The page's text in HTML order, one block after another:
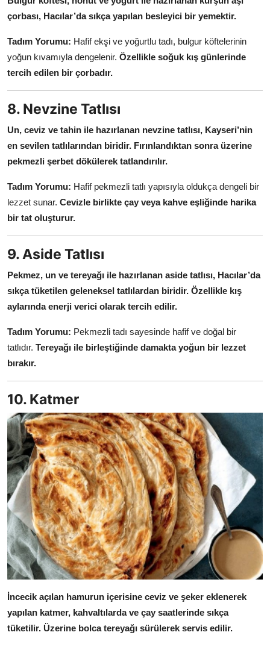
çorbası, Hacılar’da sıkça yapılan besleyici bir yemektir.
Tadım Yorumu: Hafif ekşi ve yoğurtlu tadı, bulgur köftelerinin
yoğun kıvamıyla dengelenir. Özellikle soğuk kış günlerinde
tercih edilen bir çorbadır.
8. Nevzine Tatlısı
Un, ceviz ve tahin ile hazırlanan nevzine tatlısı, Kayseri’nin
en sevilen tatlılarından biridir. Fırınlandıktan sonra üzerine
pekmezli şerbet dökülerek tatlandırılır.
Tadım Yorumu: Hafif pekmezli tatlı yapısıyla oldukça dengeli bir
lezzet sunar. Cevizle birlikte çay veya kahve eşliğinde harika
bir tat oluşturur.
9. Aside Tatlısı
Pekmez, un ve tereyağı ile hazırlanan aside tatlısı, Hacılar’da
sıkça tüketilen geleneksel tatlılardan biridir. Özellikle kış
aylarında enerji verici olarak tercih edilir.
Tadım Yorumu: Pekmezli tadı sayesinde hafif ve doğal bir
tatlıdır. Tereyağı ile birleştiğinde damakta yoğun bir lezzet
bırakır.
10. Katmer
İncecik açılan hamurun içerisine ceviz ve şeker eklenerek
yapılan katmer, kahvaltılarda ve çay saatlerinde sıkça
tüketilir. Üzerine bolca tereyağı sürülerek servis edilir.